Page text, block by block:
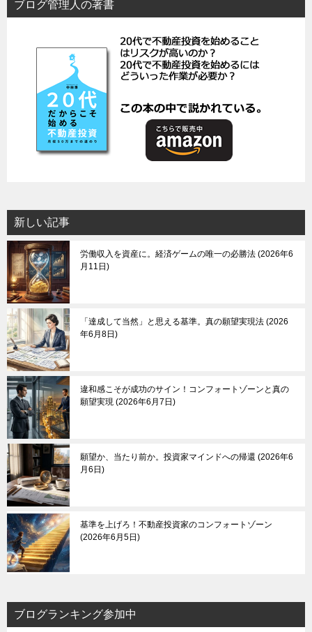
ブログ管理人の著書
新しい記事
労働収入を資産に。経済ゲームの唯一の必勝法 2026年6
月11日
「達成して当然」と思える基準。真の願望実現法 2026
年6月8日
違和感こそが成功のサイン！コンフォートゾーンと真の
願望実現 2026年6月7日
願望か、当たり前か。投資家マインドへの帰還 2026年6
月6日
基準を上げろ！不動産投資家のコンフォートゾーン
2026年6月5日
ブログランキング参加中